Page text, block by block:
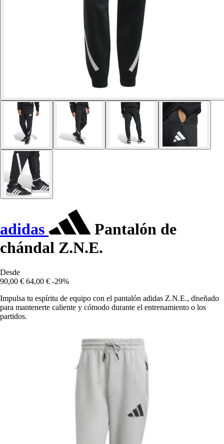
adidas
Pantalón de
chándal Z.N.E.
Desde
90,00 € 64,00 € -29%
Impulsa tu espíritu de equipo con el pantalón adidas Z.N.E., diseñado
para mantenerte caliente y cómodo durante el entrenamiento o los
partidos.